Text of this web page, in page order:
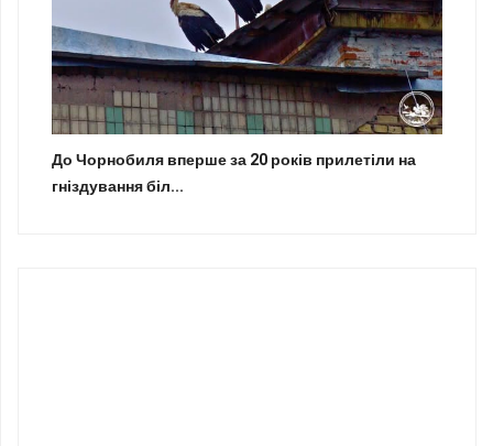
До Чорнобиля вперше за 20 років прилетіли на
гніздування біл...